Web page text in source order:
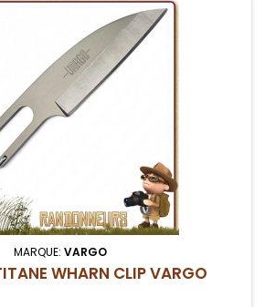
MARQUE: VARGO
WHARN CLIP VARGO